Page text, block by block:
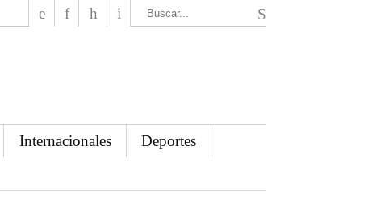
Internacionales
Deportes